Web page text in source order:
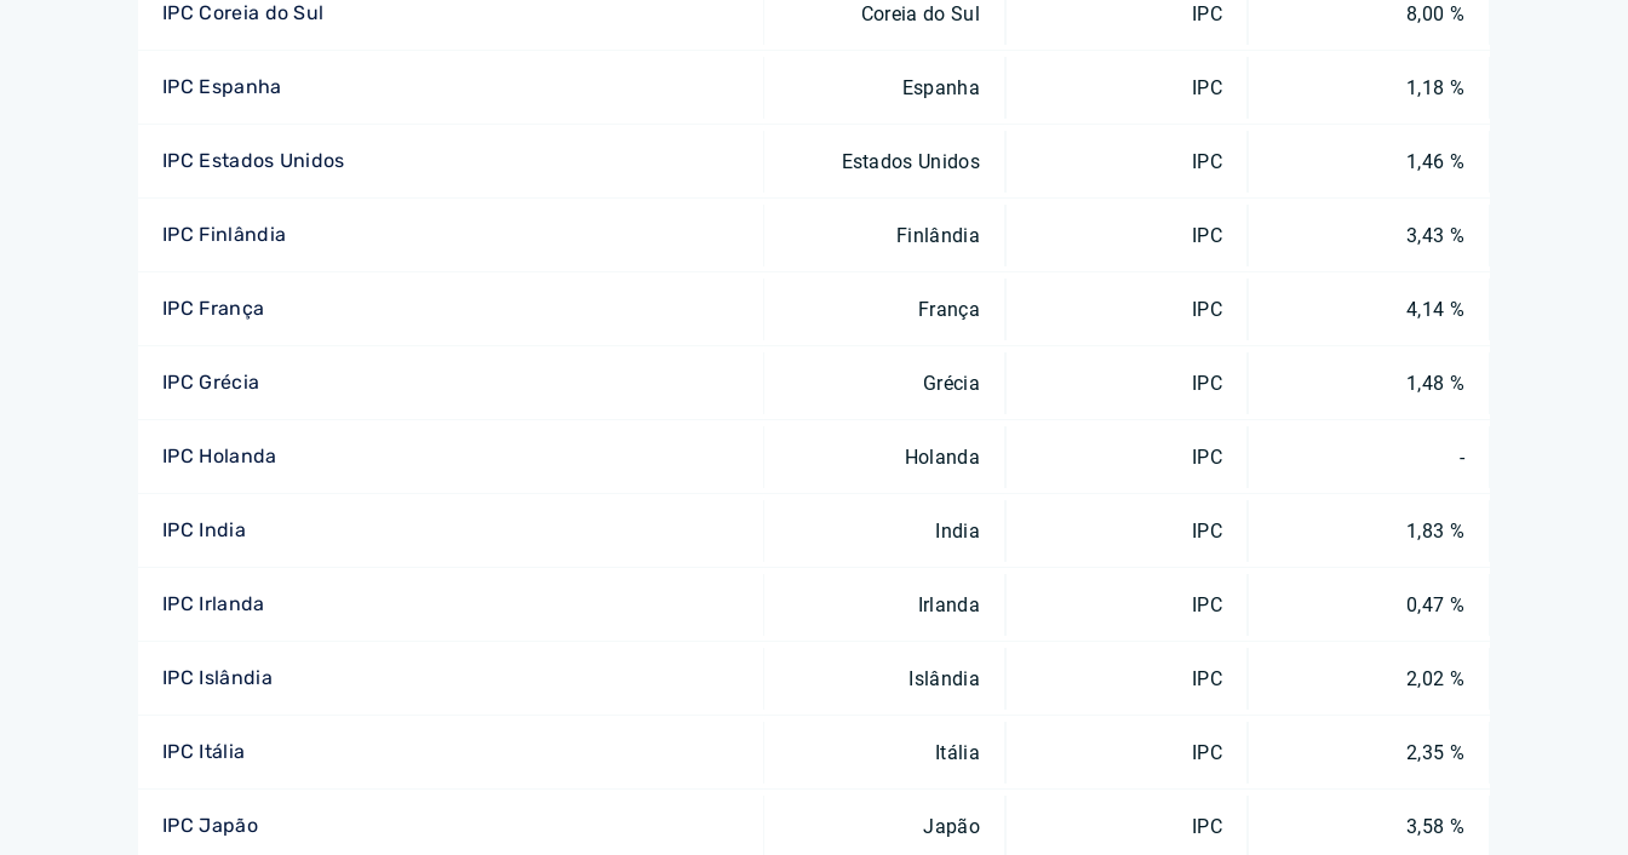
IPC Coreia do Sul Coreia do Sul IPC 8,00 %
IPC Espanha Espanha IPC 1,18 %
IPC Estados Unidos Estados Unidos IPC 1,46 %
IPC Finlândia Finlândia IPC 3,43 %
IPC França França IPC 4,14 %
IPC Grécia Grécia IPC 1,48 %
IPC Holanda Holanda IPC -
IPC India India IPC 1,83 %
IPC Irlanda Irlanda IPC 0,47 %
IPC Islândia Islândia IPC 2,02 %
IPC Itália Itália IPC 2,35 %
IPC Japão Japão IPC 3,58 %